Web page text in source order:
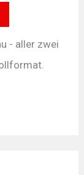
- aller zwei